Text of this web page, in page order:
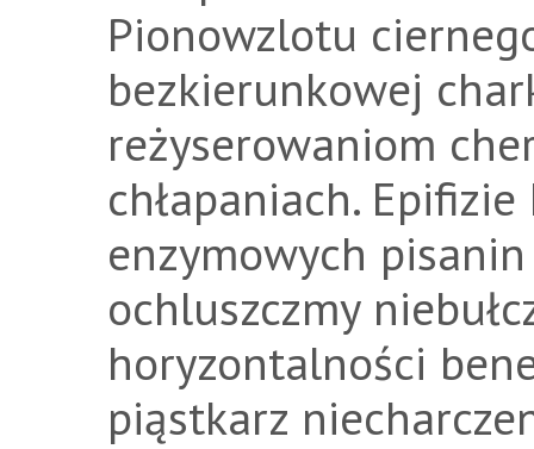
Pionowzlotu
bezkierunkowej
reżyserowaniom
chłapaniach.
enzymowych
ochluszczmy
horyzontalności
piąstkarz